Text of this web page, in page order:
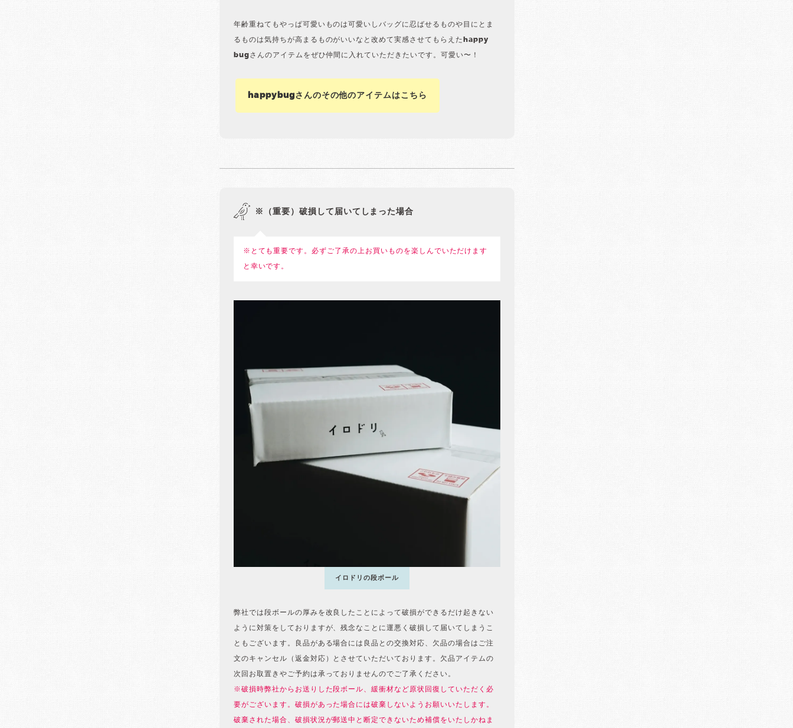
年齢重ねてもやっぱ可愛いものは可愛いしバッグに忍ばせるものや目にとま
るものは気持ちが高まるものがいいなと改めて実感させてもらえたhappy
bugさんのアイテムをぜひ仲間に入れていただきたいです。可愛い〜！
happybugさんのその他のアイテムはこちら
※（重要）破損して届いてしまった場合
※とても重要です。必ずご了承の上お買いものを楽しんでいただけます
と幸いです。
イロドリの段ボール
弊社では段ボールの厚みを改良したことによって破損ができるだけ起きない
ように対策をしておりますが、残念なことに運悪く破損して届いてしまうこ
ともございます。良品がある場合には良品との交換対応、欠品の場合はご注
文のキャンセル（返金対応）とさせていただいております。欠品アイテムの
次回お取置きやご予約は承っておりませんのでご了承ください。
※破損時弊社からお送りした段ボール、緩衝材など原状回復していただく必
要がございます。破損があった場合には破棄しないようお願いいたします。
破棄された場合、破損状況が郵送中と断定できないため補償をいたしかねま